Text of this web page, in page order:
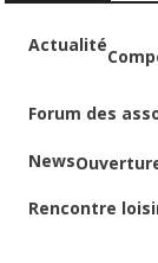
Actualité
Forum des
News
Rencontre